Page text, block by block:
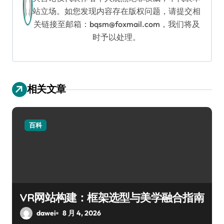
站立场。如您发现内容存在版权问题，请提交相
关链接至邮箱：bqsm@foxmail.com，我们将及
时予以处理。
相关文章
百科
VR网站构建：框架选型与美学融合指南
dawei 8 月 4, 2026